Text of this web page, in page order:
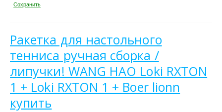
Сохранить
Ракетка для настольного
тенниса ручная сборка /
липучки! WANG HAO Loki RXTON
1 + Loki RXTON 1 + Boer lionn
купить